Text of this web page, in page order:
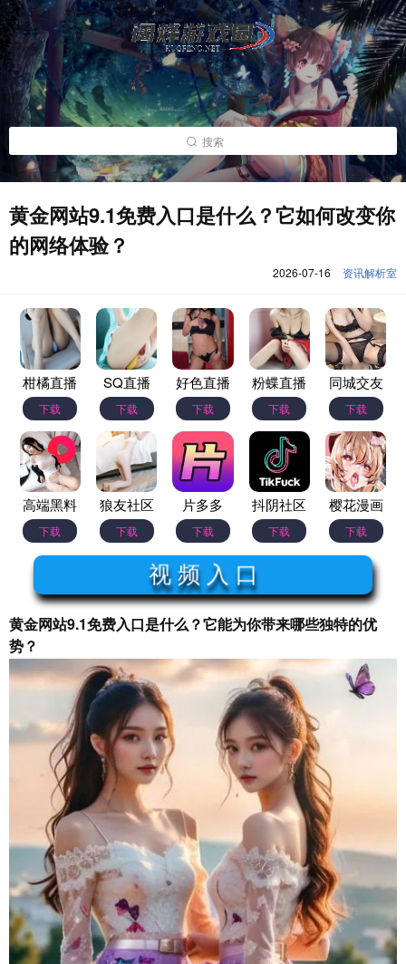
搜索
黄金网站9.1免费入口是什么？它如何改变你
的网络体验？
2026-07-16 资讯解析室
柑橘直播
下载
SQ直播
下载
好色直播
下载
粉蝶直播
下载
同城交友
下载
高端黑料
下载
狼友社区
下载
片多多
下载
抖阴社区
下载
樱花漫画
下载
视 频 入 口
黄金网站9.1免费入口是什么？它能为你带来哪些独特的优
势？